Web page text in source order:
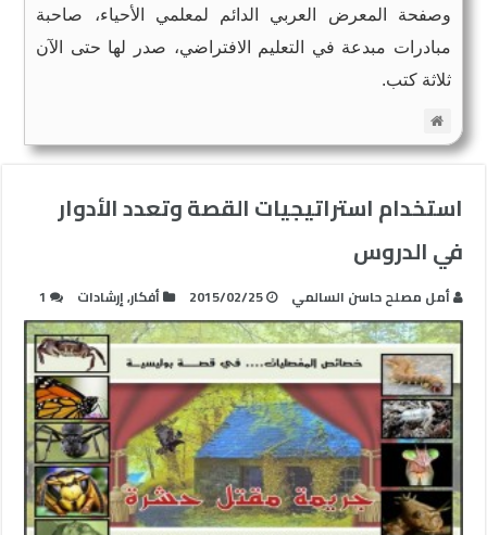
وصفحة المعرض العربي الدائم لمعلمي الأحياء، صاحبة
مبادرات مبدعة في التعليم الافتراضي، صدر لها حتى الآن
ثلاثة كتب.
استخدام استراتيجيات القصة وتعدد الأدوار
في الدروس
أمل مصلح حاسن السالمي 2015/02/25 أفكار,إرشادات 1